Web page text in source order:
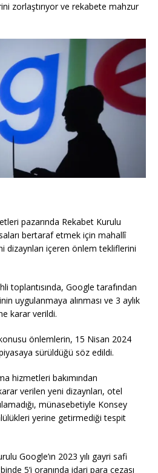
zorlaştırıyor ve rekabete mahzur
pazarında Rekabet Kurulu
bertaraf etmek için mahallî
dizaynları içeren önlem tekliflerini
toplantısında, Google tarafından
uygulanmaya alınması ve 3 aylık
karar verildi.
önlemlerin, 15 Nisan 2024
sürüldüğü söz edildi.
hizmetleri bakımından
verilen yeni dizaynları, otel
münasebetiyle Konsey
yerine getirmediği tespit
Google’ın 2023 yılı gayri safi
5’i oranında idari para cezası